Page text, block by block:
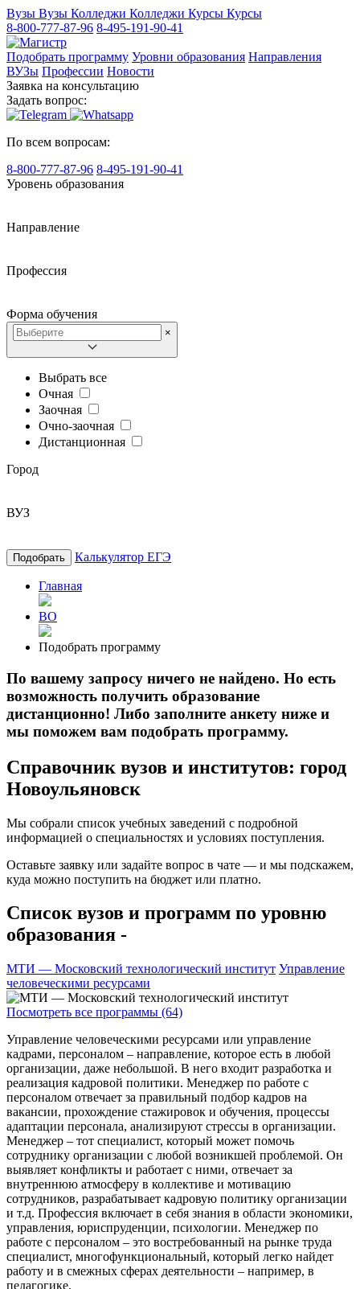
Вузы Вузы Колледжи Колледжи Курсы Курсы
8-800-777-87-96 8-495-191-90-41
Подобрать программу Уровни образования Направления
ВУЗы Профессии Новости
Заявка на консультацию
Задать вопрос:
По всем вопросам:
8-800-777-87-96 8-495-191-90-41
Уровень образования
Направление
Профессия
Форма обучения
×
Выбрать все
Очная
Заочная
Очно-заочная
Дистанционная
Город
ВУЗ
Подобрать Калькулятор ЕГЭ
Главная
ВО
Подобрать программу
По вашему запросу ничего не найдено. Но есть
возможность получить образование
дистанционно! Либо заполните анкету ниже и
мы поможем вам подобрать программу.
Справочник вузов и институтов: город
Новоульяновск
Мы собрали список учебных заведений с подробной
информацией о специальностях и условиях поступления.
Оставьте заявку или задайте вопрос в чате — и мы подскажем,
куда можно поступить на бюджет или платно.
Список вузов и программ по уровню
образования -
МТИ — Московский технологический институт Управление
человеческими ресурсами
Посмотреть все программы (64)
Управление человеческими ресурсами или управление
кадрами, персоналом – направление, которое есть в любой
организации, даже небольшой. В него входит разработка и
реализация кадровой политики. Менеджер по работе с
персоналом отвечает за правильный подбор кадров на
вакансии, прохождение стажировок и обучения, процессы
адаптации персонала, анализируют стрессы в организации.
Менеджер – тот специалист, который может помочь
сотруднику организации с любой возникшей проблемой. Он
выявляет конфликты и работает с ними, отвечает за
внутреннюю атмосферу в коллективе и мотивацию
сотрудников, разрабатывает кадровую политику организации
и т.д. Профессия включает в себя знания в области экономики,
управления, юриспруденции, психологии. Менеджер по
работе с персоналом – это востребованный на рынке труда
специалист, многофункциональный, который легко найдет
работу и в смежных сферах деятельности – например, в
педагогике.